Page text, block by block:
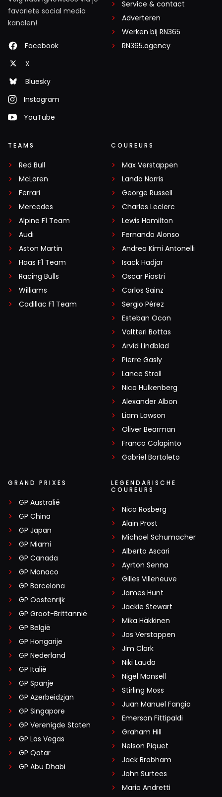
favoriete social media
kanalen!
Facebook
X
Bluesky
Instagram
YouTube
Service & contact
Adverteren
Werken bij RN365
RN365.agency
TEAMS
Red Bull
McLaren
Ferrari
Mercedes
Alpine F1 Team
Audi
Aston Martin
Haas F1 Team
Racing Bulls
Williams
Cadillac F1 Team
COUREURS
Max Verstappen
Lando Norris
George Russell
Charles Leclerc
Lewis Hamilton
Fernando Alonso
Andrea Kimi Antonelli
Isack Hadjar
Oscar Piastri
Carlos Sainz
Sergio Pérez
Esteban Ocon
Valtteri Bottas
Arvid Lindblad
Pierre Gasly
Lance Stroll
Nico Hülkenberg
Alexander Albon
Liam Lawson
Oliver Bearman
Franco Colapinto
Gabriel Bortoleto
GRAND PRIXES
GP Australië
GP China
GP Japan
GP Miami
GP Canada
GP Monaco
GP Barcelona
GP Oostenrijk
GP Groot-Brittannië
GP België
GP Hongarije
GP Nederland
GP Italië
GP Spanje
GP Azerbeidzjan
GP Singapore
GP Verenigde Staten
GP Las Vegas
GP Qatar
GP Abu Dhabi
LEGENDARISCHE
COUREURS
Nico Rosberg
Alain Prost
Michael Schumacher
Alberto Ascari
Ayrton Senna
Gilles Villeneuve
James Hunt
Jackie Stewart
Mika Häkkinen
Jos Verstappen
Jim Clark
Niki Lauda
Nigel Mansell
Stirling Moss
Juan Manuel Fangio
Emerson Fittipaldi
Graham Hill
Nelson Piquet
Jack Brabham
John Surtees
Mario Andretti